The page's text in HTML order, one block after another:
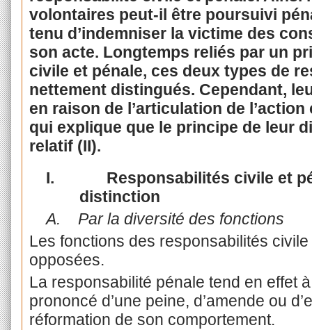
volontaires peut-il être poursuivi
tenu d’indemniser la victime des
son acte. Longtemps reliés par un
civile et pénale, ces deux types de
nettement distingués. Cependant,
en raison de l’articulation de
qui explique que le principe de leur
relatif (II).
I.
Responsabilités civile et
distinction
A.
Par la diversité des fonctions
Les fonctions des responsabilités
opposées.
La responsabilité pénale tend en effet
prononcé d’une peine, d’amende ou
réformation de son comportement.